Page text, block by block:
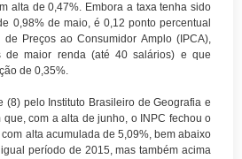
alta de 0,47%. Embora a taxa tenha sido
0,98% de maio, é 0,12 ponto percentual
Preços ao Consumidor Amplo (IPCA),
de maior renda (até 40 salários) e que
de 0,35%.
(8) pelo Instituto Brasileiro de Geografia e
que, com a alta de junho, o INPC fechou o
alta acumulada de 5,09%, bem abaixo
período de 2015, mas também acima